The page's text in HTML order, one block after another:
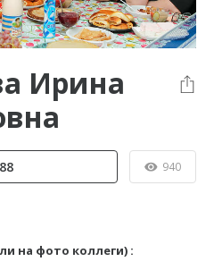
Ирина
940
на фото коллеги) :